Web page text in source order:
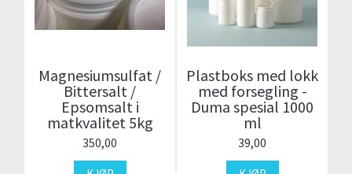
Magnesiumsulfat /
Bittersalt /
Epsomsalt i
matkvalitet 5kg
350,00
Plastboks med lokk
med forsegling -
Duma spesial 1000
ml
39,00